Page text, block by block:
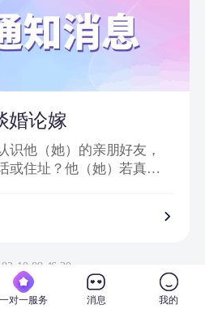
会员手机上，要求会员登
款；
筛查及一般由大量符号或
婚论嫁
识他（她）的亲朋好友，
或住址？他（她）若真心
从事着他（她）所说的工
02-10 09:46:30
一对一服务 消息 我的